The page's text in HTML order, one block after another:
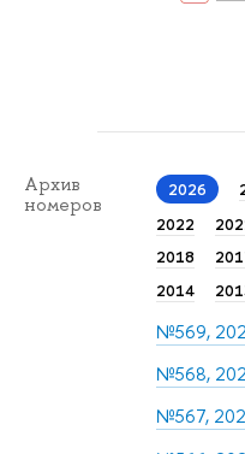
Архив
номеров
2026
2022
2018
2014
№569,
№568,
№567,